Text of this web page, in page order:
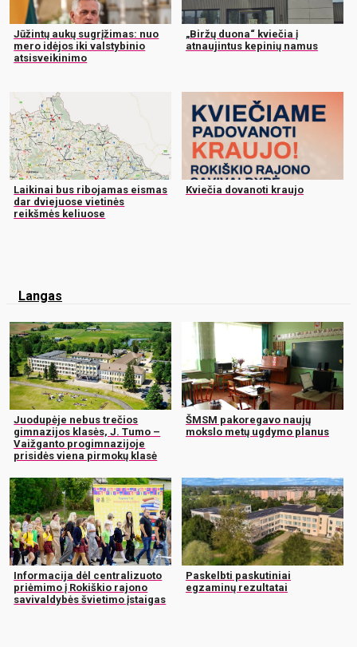
Jūžintų aukų sugrįžimas: nuo
mero idėjos iki valstybinio
atsisveikinimo
„Biržų duona“ kviečia į
atnaujintus kepinių namus
Laikinai bus ribojamas eismas
dar dviejuose vietinės
reikšmės keliuose
Kviečia dovanoti kraujo
Langas
Juodupėje nebus trečios
gimnazijos klasės, J. Tumo –
Vaižganto progimnazijoje
prisidės viena pirmokų klasė
ŠMSM pakoregavo naujų
mokslo metų ugdymo planus
Informacija dėl centralizuoto
priėmimo į Rokiškio rajono
savivaldybės švietimo įstaigas
Paskelbti paskutiniai
egzaminų rezultatai